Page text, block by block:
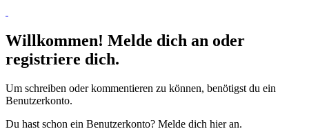
Willkommen! Melde dich an oder
registriere dich.
Um schreiben oder kommentieren zu können, benötigst du ein
Benutzerkonto.
Du hast schon ein Benutzerkonto? Melde dich hier an.